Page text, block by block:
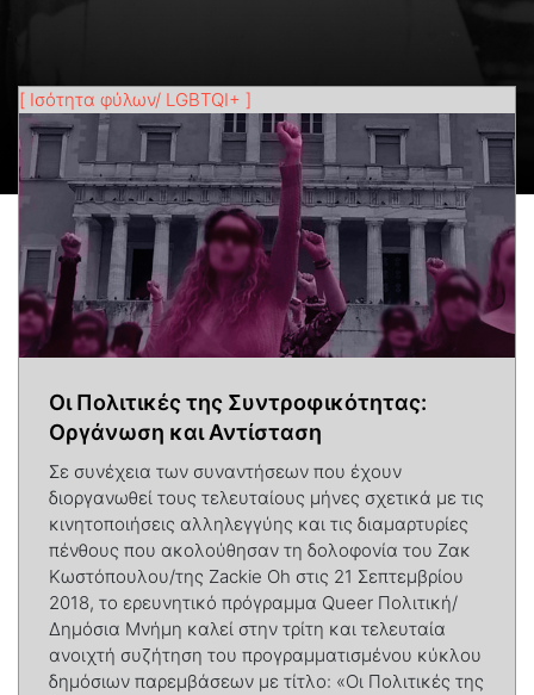
[ Ισότητα φύλων/ LGBTQI+ ]
Οι Πολιτικές της Συντροφικότητας:
Οργάνωση και Αντίσταση
Σε συνέχεια των συναντήσεων που έχουν
διοργανωθεί τους τελευταίους μήνες σχετικά με τις
κινητοποιήσεις αλληλεγγύης και τις διαμαρτυρίες
πένθους που ακολούθησαν τη δολοφονία του Ζακ
Κωστόπουλου/της Zackie Oh στις 21 Σεπτεμβρίου
2018, το ερευνητικό πρόγραμμα Queer Πολιτική/
Δημόσια Μνήμη καλεί στην τρίτη και τελευταία
ανοιχτή συζήτηση του προγραμματισμένου κύκλου
δημόσιων παρεμβάσεων με τίτλο: «Οι Πολιτικές της